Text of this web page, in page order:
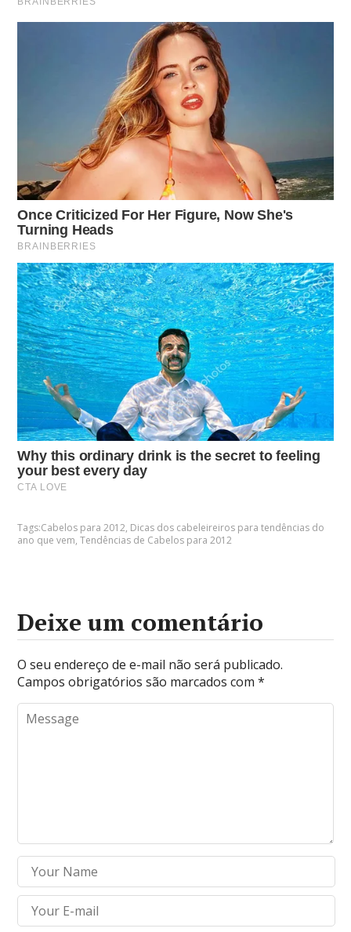
Tags:Cabelos para 2012, Dicas dos cabeleireiros para tendências do
ano que vem,Tendências de Cabelos para 2012
Deixe um comentário
O seu endereço de e-mail não será publicado.
Campos obrigatórios são marcados com*